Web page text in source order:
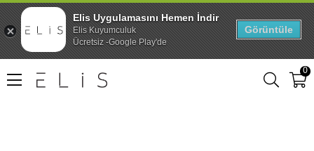
0
Elis Uygulamasını Hemen İndir
Elis Kuyumculuk
Ücretsiz -Google Play'de
Görüntüle